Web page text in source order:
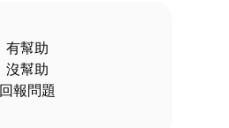
有幫助
沒幫助
回報問題